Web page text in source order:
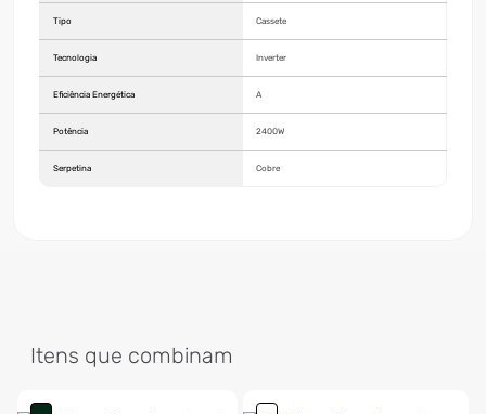
Tipo Cassete
Tecnologia Inverter
Eficiência Energética A
Potência 2400W
Serpetina Cobre
Itens que combinam